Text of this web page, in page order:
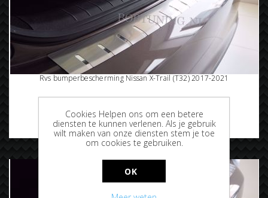
Rvs bumperbescherming Nissan X-Trail (T32) 2017-2021
€94,95
Cookies Helpen ons om een betere
diensten te kunnen verlenen. Als je gebruik
wilt maken van onze diensten stem je toe
om cookies te gebruiken.
OK